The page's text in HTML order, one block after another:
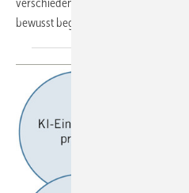
bewusst begleitet und gesteuert